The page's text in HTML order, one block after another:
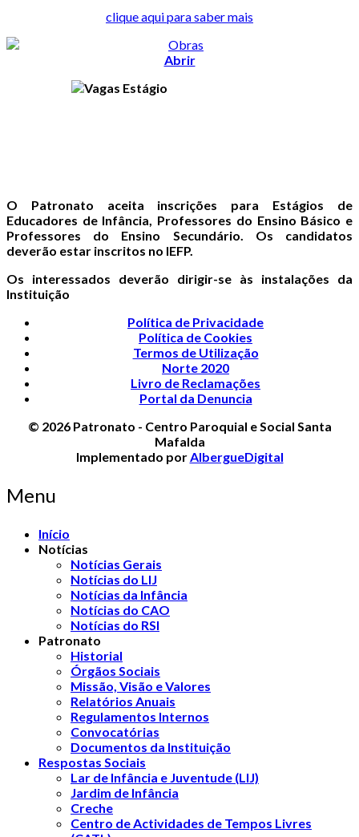
clique aqui para saber mais
Abrir
O Patronato aceita inscrições para Estágios de
Educadores de Infância, Professores do Ensino Básico e
Professores do Ensino Secundário. Os candidatos
deverão estar inscritos no IEFP.
Os interessados deverão dirigir-se às instalações da
Instituição
Política de Privacidade
Política de Cookies
Termos de Utilização
Norte 2020
Livro de Reclamações
Portal da Denuncia
© 2026 Patronato - Centro Paroquial e Social Santa
Mafalda
Implementado porAlbergueDigital
Menu
Início
Notícias
Notícias Gerais
Notícias do LIJ
Notícias da Infância
Notícias do CAO
Notícias do RSI
Patronato
Historial
Órgãos Sociais
Missão, Visão e Valores
Relatórios Anuais
Regulamentos Internos
Convocatórias
Documentos da Instituição
Respostas Sociais
Lar de Infância e Juventude (LIJ)
Jardim de Infância
Creche
Centro de Actividades de Tempos Livres